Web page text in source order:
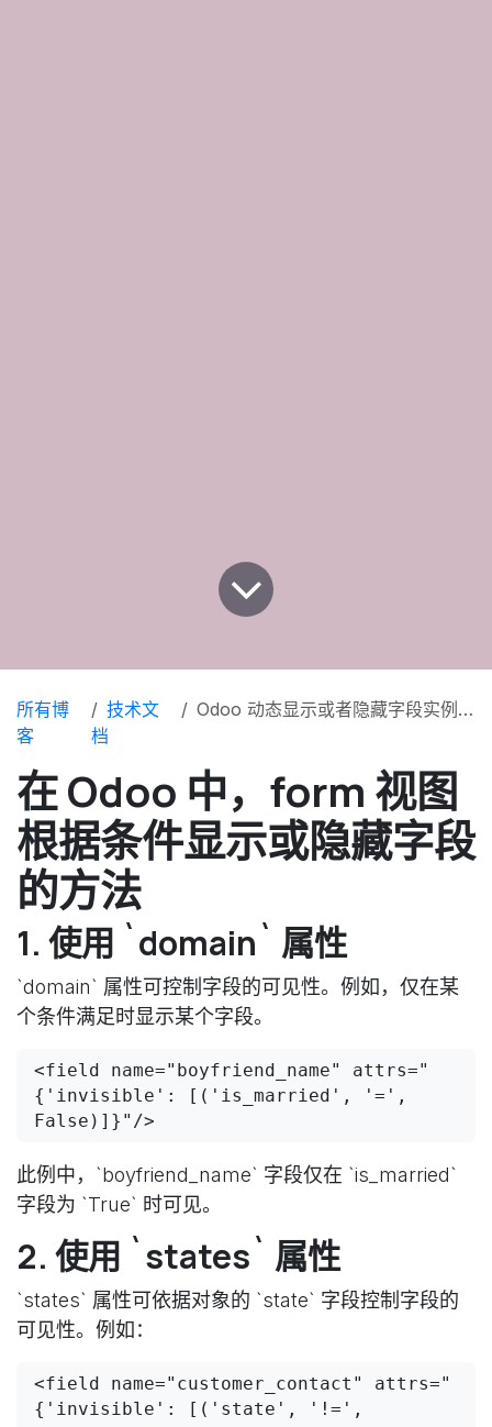
所有博
客
技术文
档
Odoo 动态显示或者隐藏字段实例详解
在 Odoo 中，form 视图
根据条件显示或隐藏字段
的方法
1. 使用 `domain` 属性
`domain` 属性可控制字段的可见性。例如，仅在某
个条件满足时显示某个字段。
<field name="boyfriend_name" attrs="
{'invisible': [('is_married', '=',
False)]}"/>
此例中，`boyfriend_name` 字段仅在 `is_married`
字段为 `True` 时可见。
2. 使用 `states` 属性
`states` 属性可依据对象的 `state` 字段控制字段的
可见性。例如：
<field name="customer_contact" attrs="
{'invisible': [('state', '!=',